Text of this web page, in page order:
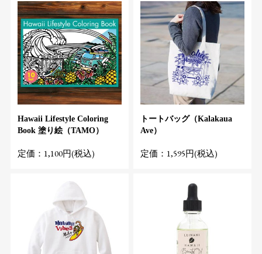
Hawaii Lifestyle Coloring
Book 塗り絵（TAMO）
定価：1,100円(税込)
トートバッグ（Kalakaua
Ave）
定価：1,595円(税込)